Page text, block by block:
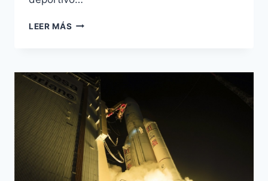
LEER MÁS AMAZONAS
MUNDIAL
FÚTBOL
2014
A
EUROPA
Y
AMÉRICA